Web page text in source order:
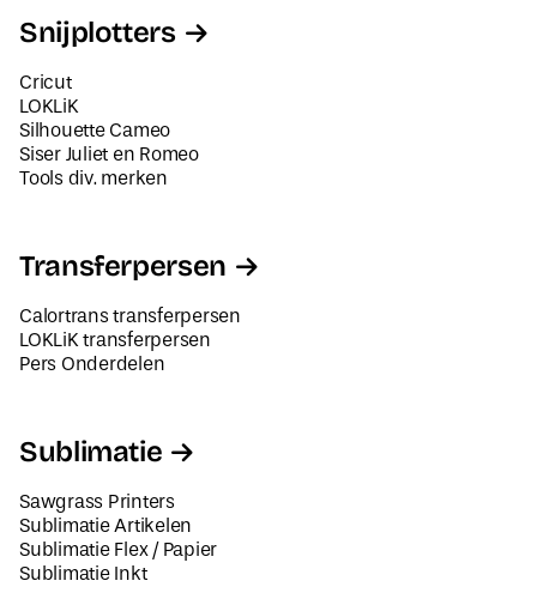
Snijplotters
Cricut
LOKLiK
Silhouette Cameo
Siser Juliet en Romeo
Tools div. merken
Transferpersen
Calortrans transferpersen
LOKLiK transferpersen
Pers Onderdelen
Sublimatie
Sawgrass Printers
Sublimatie Artikelen
Sublimatie Flex / Papier
Sublimatie Inkt